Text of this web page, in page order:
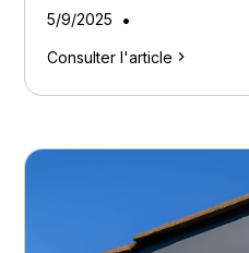
5/9/2025 •
Consulter l'article